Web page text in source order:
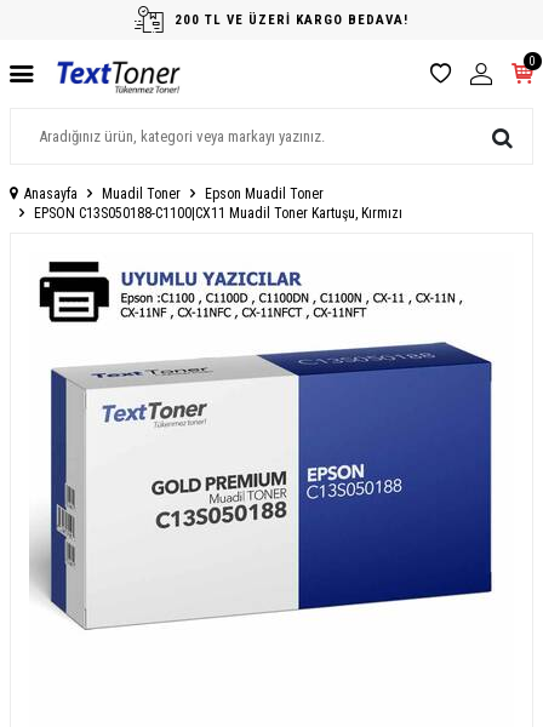
200 TL VE ÜZERİ KARGO BEDAVA!
0
Anasayfa Muadil Toner
Epson Muadil Toner
EPSON C13S050188-C1100|CX11 Muadil Toner Kartuşu, Kırmızı